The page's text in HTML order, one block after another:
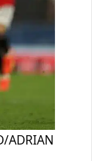
ADRIAN